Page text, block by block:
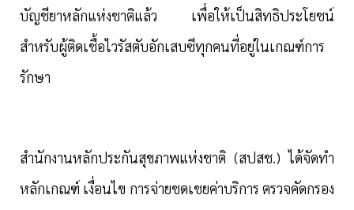
บัญชียาหลักแห่งชาติแล้ว เพื่อให้เป็นสิทธิประโยชน์
สำหรับผู้ติดเชื้อไวรัสตับอักเสบซีทุกคนที่อยู่ในเกณฑ์การ
รักษา
สำนักงานหลักประกันสุขภาพแห่งชาติ (สปสช.) ได้จัดทำ
หลักเกณฑ์ เงื่อนไข การจ่ายชดเชยค่าบริการ ตรวจคัดกรอง